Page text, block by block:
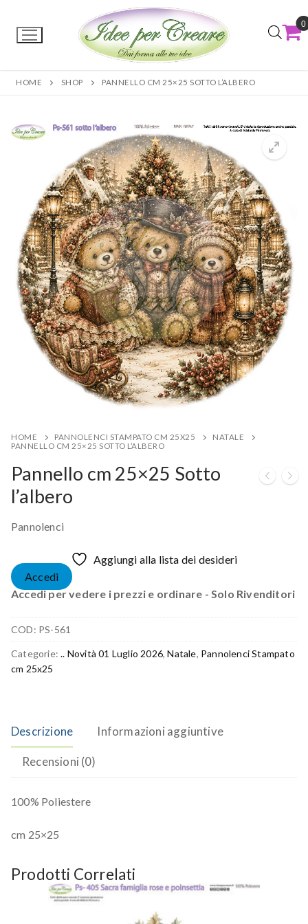
0
HOME SHOP PANNELLO CM 25×25 SOTTO L’ALBERO
HOME PANNOLENCI STAMPATO CM 25X25
NATALE
PANNELLO CM 25×25 SOTTO L’ALBERO
Pannello cm 25×25 Sotto
l’albero
Pannolenci
Aggiungi alla lista dei desideri
Accedi
Accedi per vedere i prezzi e ordinare - Solo Rivenditori
COD: PS-561
Categorie:.. Novità 01 Luglio 2026,Natale, Pannolenci Stampato
cm 25x25
Descrizione Informazioni aggiuntive
Recensioni (0)
100% Poliestere
cm 25×25
Prodotti Correlati